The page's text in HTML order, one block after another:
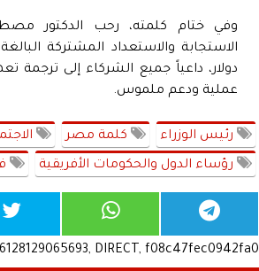
وفي ختام كلمته، رحب الدكتور
دولار، داعياً جميع الشركاء إلى ترجمة
عملية ودعم ملموس.
رئيس الوزراء كلمة مصر
رؤساء الدول والحكومات الأفريقية
DIRECT, f08c47fec0942fa0